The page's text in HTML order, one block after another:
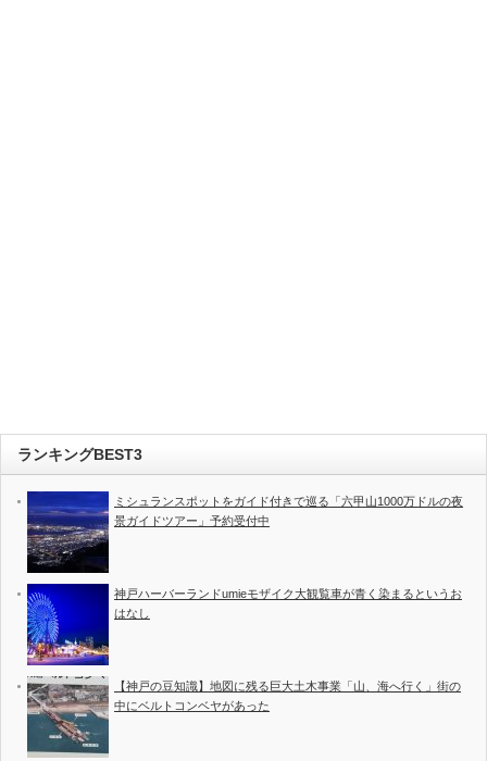
ランキングBEST3
ミシュランスポットをガイド付きで巡る「六甲山1000万ドルの夜
景ガイドツアー」予約受付中
神戸ハーバーランドumieモザイク大観覧車が青く染まるというお
はなし
【神戸の豆知識】地図に残る巨大土木事業「山、海へ行く」街の
中にベルトコンベヤがあった